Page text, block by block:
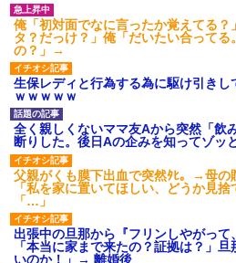
俺「初対面でなに言ったか覚えてる？
タ？だっけ？」俺「だいたい合って
の？」→
生保レディと行為する為に駆け引きし
ｗｗｗｗｗ
全く親しくないママ友Aから突然「飲
断りした。後日Aの企みを知ってゾッ
父親がくも膜下出血で突然ﾀﾋ。→母
「私を家に置いてほしい、どうか見
「…」
出張中の旦那から『フリンしやがっ
「本当に家まで来たの？証拠は？」
いのか！」→ 離婚後